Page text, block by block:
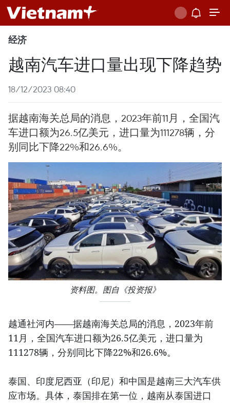
经济
越南汽车进口量出现下降趋势
18/12/2023 08:40
据越南海关总局的消息，2023年前11月，全国汽
车进口额为26.5亿美元，进口量为111278辆，分
别同比下降22%和26.6%。
资料图。图自《投资报》
越通社河内——据越南海关总局的消息，2023年前
11月，全国汽车进口额为26.5亿美元，进口量为
111278辆，分别同比下降22%和26.6%。
泰国、印度尼西亚（印尼）和中国是越南三大汽车供
应市场。具体，泰国排在第一位，越南从泰国进口